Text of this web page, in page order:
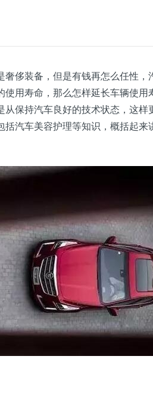
侈装备，但是有钱再怎么任性，
用寿命，那么怎样延长车辆使用
保持汽车良好的技术状态，这样
汽车美容护理等知识，概括起来